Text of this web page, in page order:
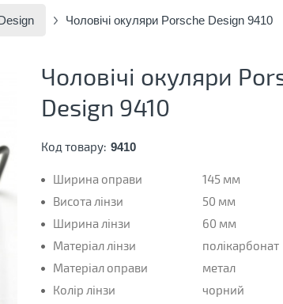
Чоловічі окуляри Porsche Design 9410
Чоловічі окуляри
Design 9410
Код товару: 9410
Ширина оправи
145 мм
Висота лінзи
50 мм
Ширина лінзи
60 мм
Матеріал лінзи
полікарбонат
Матеріал оправи
метал
Колір лінзи
чорний